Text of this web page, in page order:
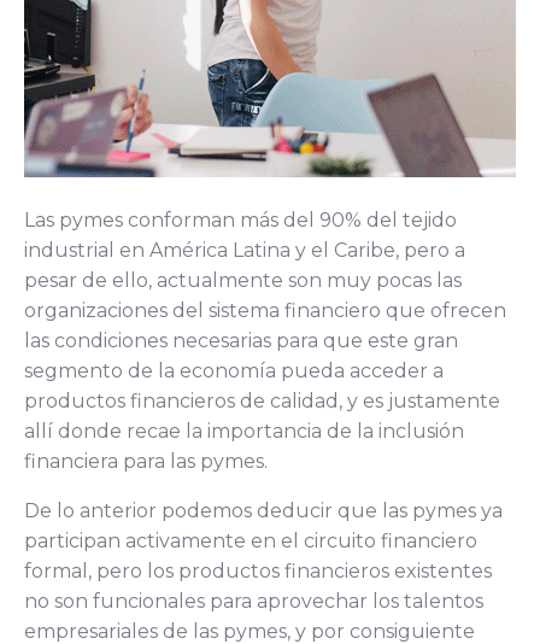
Las pymes conforman más del 90% del tejido
industrial en América Latina y el Caribe, pero a
pesar de ello, actualmente son muy pocas las
organizaciones del sistema financiero que ofrecen
las condiciones necesarias para que este gran
segmento de la economía pueda acceder a
productos financieros de calidad, y es justamente
allí donde recae la importancia de la inclusión
financiera para las pymes.
De lo anterior podemos deducir que las pymes ya
participan activamente en el circuito financiero
formal, pero los productos financieros existentes
no son funcionales para aprovechar los talentos
empresariales de las pymes, y por consiguiente